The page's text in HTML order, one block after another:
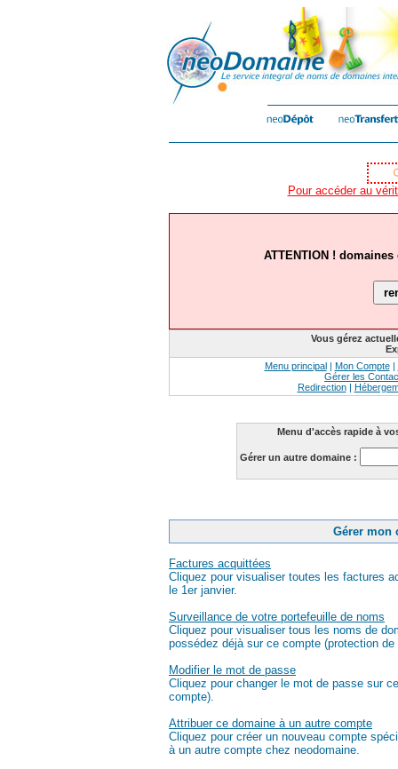
Pour accéder au
ATTENTION !
Vous gérez
Menu principal| Mon Compte|
Gérer les
Redirection|
Menu d'accès rapide à
Gérer un autre domaine :
Gérer mon
Factures acquittées
Cliquez pour visualiser toutes les factures
le 1er janvier.
Surveillance de votre portefeuille de noms
Cliquez pour visualiser tous les noms de
possédez déjà sur ce compte (protection
Modifier le mot de passe
Cliquez pour changer le mot de passe sur
compte).
Attribuer ce domaine à un autre compte
Cliquez pour créer un nouveau compte
à un autre compte chez neodomaine.